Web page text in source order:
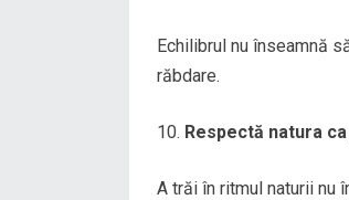
Echilibrul nu înseamnă
răbdare.
Respectă natura
A trăi în ritmul naturii nu